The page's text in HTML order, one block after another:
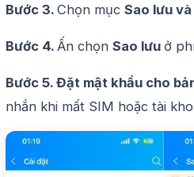
Bước 3. Chọn mục Sao lưu
Bước 4. Ấn chọn Sao lưu ở
Bước 5. Đặt mật khẩu cho
nhắn khi mất SIM hoặc tài